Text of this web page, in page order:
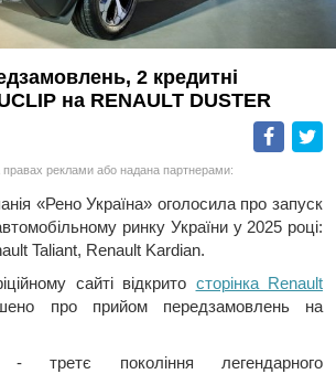
2 кредитні
на RENAULT DUSTER
правах реклами або надана партнерами:
«Рено Україна» оголосила про запуск
ринку України у 2025 році:
Taliant, Renault Kardian.
сайті відкрито сторінка Renault
про прийом передзамовлень на
третє покоління легендарного